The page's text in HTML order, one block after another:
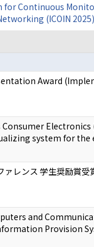
Continuous
(ICOIN 2025)
Award
Electronics
system for
レンス 学生奨励賞
and
Provision